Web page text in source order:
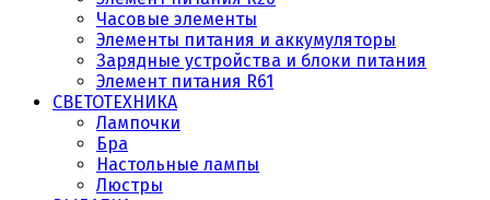
Часовые элементы
Элементы питания и аккумуляторы
Зарядные устройства и блоки питания
Элемент питания R61
СВЕТОТЕХНИКА
Лампочки
Бра
Настольные лампы
Люстры